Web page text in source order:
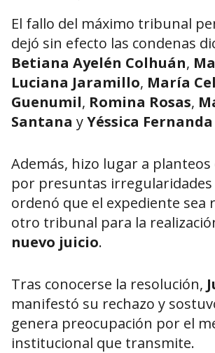
El fallo del máximo tribunal
dejó sin efecto las condenas
Betiana Ayelén Colhuán,
Luciana Jaramillo, María
Guenumil, Romina Rosas,
Santana yYéssica
Además, hizo lugar a planteos
por presuntas irregularidades
ordenó que el expediente sea
otro tribunal para la
nuevo juicio.
Tras conocerse la resolución,
manifestó su rechazo y
genera preocupación por el
institucional que transmite.